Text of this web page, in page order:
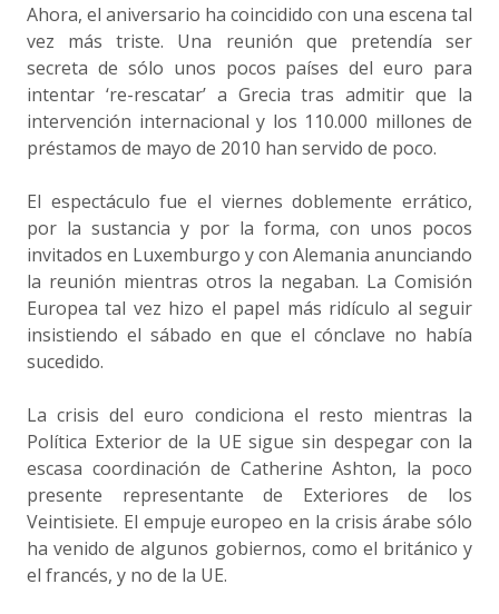
Ahora, el aniversario ha coincidido con una escena tal
vez más triste. Una reunión que pretendía ser
secreta de sólo unos pocos países del euro para
intentar ‘re-rescatar’ a Grecia tras admitir que la
intervención internacional y los 110.000 millones de
préstamos de mayo de 2010 han servido de poco.
El espectáculo fue el viernes doblemente errático,
por la sustancia y por la forma, con unos pocos
invitados en Luxemburgo y con Alemania anunciando
la reunión mientras otros la negaban. La Comisión
Europea tal vez hizo el papel más ridículo al seguir
insistiendo el sábado en que el cónclave no había
sucedido.
La crisis del euro condiciona el resto mientras la
Política Exterior de la UE sigue sin despegar con la
escasa coordinación de Catherine Ashton, la poco
presente representante de Exteriores de los
Veintisiete. El empuje europeo en la crisis árabe sólo
ha venido de algunos gobiernos, como el británico y
el francés, y no de la UE.